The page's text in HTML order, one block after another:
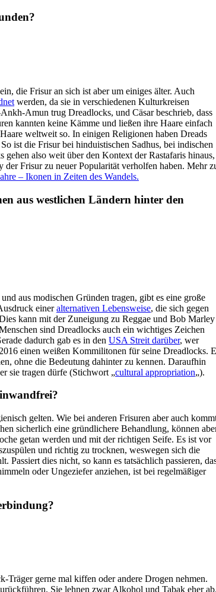
die Frisur an sich ist aber um einiges älter. Auch
werden, da sie in verschiedenen Kulturkreisen
Amun trug Dreadlocks, und Cäsar beschrieb, dass
kannten keine Kämme und ließen ihre Haare einfach
weltweit so. In einigen Religionen haben Dreads
ist die Frisur bei hinduistischen Sadhus, bei indischen
also weit über den Kontext der Rastafaris hinaus,
Frisur zu neuer Popularität verholfen haben. Mehr
– Ikonen in Zeiten des Wandels.
aus westlichen Ländern hinter den
aus modischen Gründen tragen, gibt es eine große
eineralternativen Lebensweise, die sich gegen
kann mit der Zuneigung zu Reggae und Bob Marley
sind Dreadlocks auch ein wichtiges Zeichen
dadurch gab es in den USA Streit darüber, wer
einen weißen Kommilitonen für seine Dreadlocks.
ohne die Bedeutung dahinter zu kennen. Daraufhin
sie tragen dürfe (Stichwort „cultural appropriation„).
gelten. Wie bei anderen Frisuren aber auch
sicherlich eine gründlichere Behandlung, können
getan werden und mit der richtigen Seife. Es ist vor
und richtig zu trocknen, weswegen sich die
Passiert dies nicht, so kann es tatsächlich passieren,
oder Ungeziefer anziehen, ist bei regelmäßiger
Träger gerne mal kiffen oder andere Drogen nehmen.
Sie lehnen zwar Alkohol und Tabak eher